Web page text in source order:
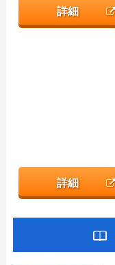
詳細
詳細